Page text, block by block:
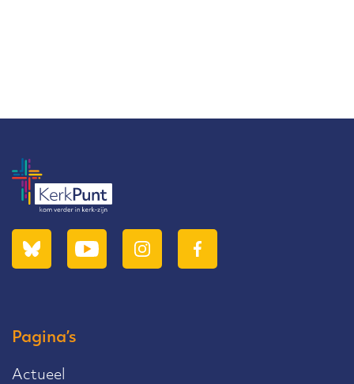
Pagina’s
Actueel